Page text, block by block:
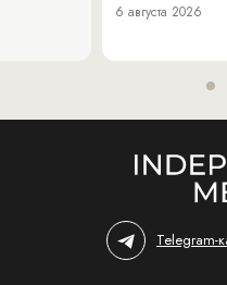
6 августа 2026
Telegram-